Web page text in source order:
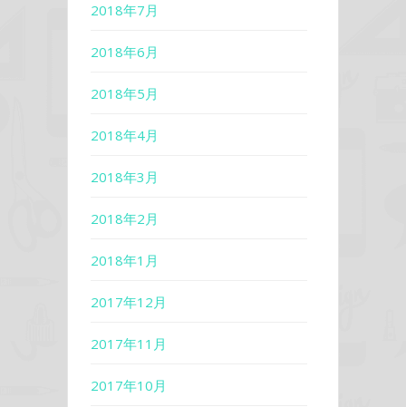
2018年7月
2018年6月
2018年5月
2018年4月
2018年3月
2018年2月
2018年1月
2017年12月
2017年11月
2017年10月